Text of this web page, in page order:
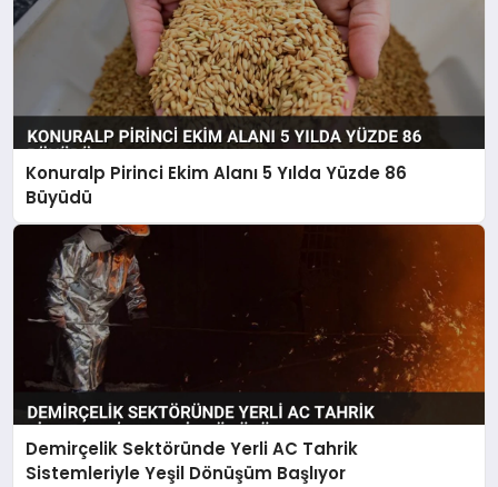
Konuralp Pirinci Ekim Alanı 5 Yılda Yüzde 86
Büyüdü
Demirçelik Sektöründe Yerli AC Tahrik
Sistemleriyle Yeşil Dönüşüm Başlıyor